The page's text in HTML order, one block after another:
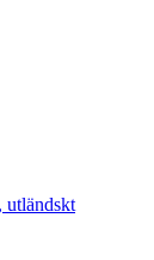
utländskt